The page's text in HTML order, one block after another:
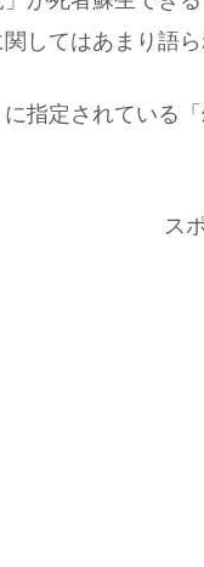
してはあまり語
指定されている
ス